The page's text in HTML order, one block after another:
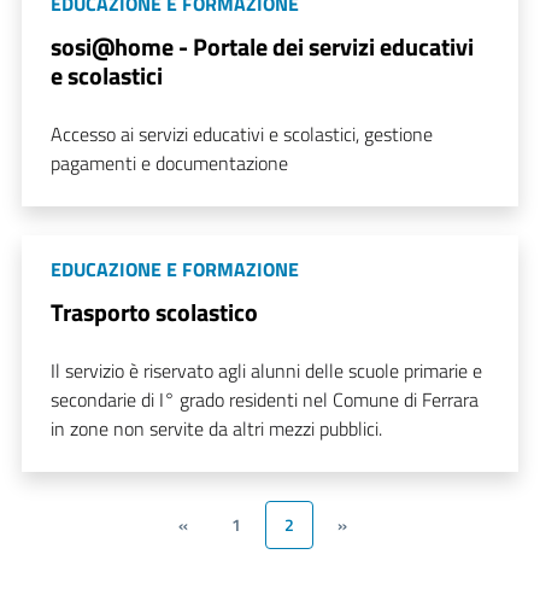
sosi@home - Portale dei servizi educativi
e scolastici
Accesso ai servizi educativi e scolastici, gestione
pagamenti e documentazione
EDUCAZIONE E FORMAZIONE
Trasporto scolastico
Il servizio è riservato agli alunni delle scuole primarie e
secondarie di I° grado residenti nel Comune di Ferrara
in zone non servite da altri mezzi pubblici.
« 1 2 »